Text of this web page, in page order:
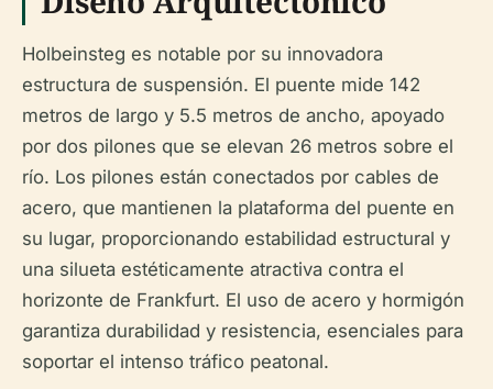
Holbeinsteg es notable por su innovadora
estructura de suspensión. El puente mide 142
metros de largo y 5.5 metros de ancho, apoyado
por dos pilones que se elevan 26 metros sobre el
río. Los pilones están conectados por cables de
acero, que mantienen la plataforma del puente en
su lugar, proporcionando estabilidad estructural y
una silueta estéticamente atractiva contra el
horizonte de Frankfurt. El uso de acero y hormigón
garantiza durabilidad y resistencia, esenciales para
soportar el intenso tráfico peatonal.